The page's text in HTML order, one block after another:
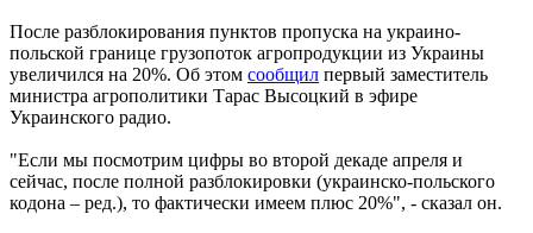
После разблокирования пунктов пропуска на украино-
польской границе грузопоток агропродукции из Украины
увеличился на 20%. Об этом сообщил первый заместитель
министра агрополитики Тарас Высоцкий в эфире
Украинского радио.
"Если мы посмотрим цифры во второй декаде апреля и
сейчас, после полной разблокировки (украинско-польского
кодона – ред.), то фактически имеем плюс 20%", - сказал он.